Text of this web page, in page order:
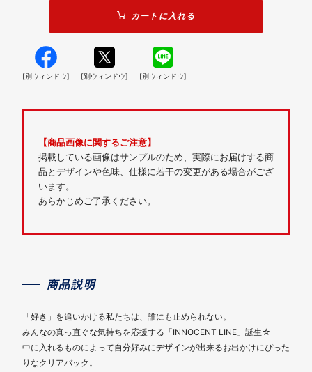
カートに入れる
[別ウィンドウ] [別ウィンドウ] [別ウィンドウ]
【商品画像に関するご注意】
掲載している画像はサンプルのため、実際にお届けする商
品とデザインや色味、仕様に若干の変更がある場合がござ
います。
あらかじめご了承ください。
商品説明
「好き」を追いかける私たちは、誰にも止められない。
みんなの真っ直ぐな気持ちを応援する「INNOCENT LINE」誕生☆
中に入れるものによって自分好みにデザインが出来るお出かけにぴった
りなクリアバック。